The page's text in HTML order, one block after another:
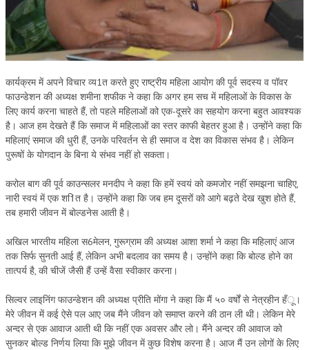
WORLDRENEWAL
PURITY
ARTICLES
SIX STAGES OF THE MIND
SPIRITUAL OR TRANSCENDENTAL MEDITATION
GETTING STARTED
MENTAL TENSION
BENEFITS OF MEDITATION
THE TREE OF LIFE
कार्यक्रम में अपने विचार व्य1त करते हुए राष्ट्रीय महिला आयोग की पूर्व सदस्य व पॉवर
फाउन्डेशन की अध्यक्ष शमीना शफीक ने कहा कि अगर हम सच में महिलाओं के विकास के
लिए कार्य करना चाहते हैं, तो पहले महिलाओं को एक-दूसरे का सहयोग करना बहुत आवश्यक
है। आज हम देखते हैं कि समाज में महिलाओं का स्तर काफी बेहतर हुआ है। उन्होंने कहा कि
महिलाएं समाज की धुरी हैं, उनके परिवर्तन से ही समाज व देश का विकास संभव है। लेकिन
पुरूषों के योगदान के बिना ये संभव नहीं हो सकता।
करोल बाग की पूर्व काउन्सलर मनदीप ने कहा कि हमें स्वयं को कमजोर नहीं समझना चाहिए,
नारी स्वयं में एक श1ित है। उन्होंने कहा कि जब हम दूसरों को आगे बढ़ते देख खुश होते हैं,
तब हमारी जीवन में बोल्डनेस आती है।
अखिल भारतीय महिला स6मेलन, गुरूग्राम की अध्यक्ष आशा शर्मा ने कहा कि महिलाएं आज
तक सिर्फ सुनती आई हैं, लेकिन अभी बदलाव का समय है। उन्होंने कहा कि बोल्ड होने का
तात्पर्य है, की चीजें जैसी हैं उन्हें वैसा स्वीकार करना।
सिल्वर लाइनिंग फाउन्डेशन की अध्यक्ष प्रीति मोंगा ने कहा कि मैं ५० वर्षों से नेत्रहीन हँू।
मेरे जीवन में कई ऐसे पल आए जब मैंने जीवन को समाप्त करने की ठान ली थी। लेकिन मेरे
अन्दर से एक आवाज आती थी कि नहीं एक अवसर और लो। मैंने अन्दर की आवाज को
सुनकर बोल्ड निर्णय लिया कि मुझे जीवन में कुछ विशेष करना है। आज मैं उन लोगों के लिए